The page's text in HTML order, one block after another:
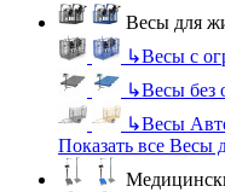
Весы для
↳Весы с
↳Весы без
↳Весы
Показать все Весы